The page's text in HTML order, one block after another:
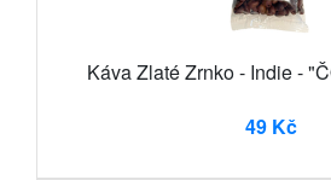
Káva Zlaté Zrnko - Indie -
49 Kč